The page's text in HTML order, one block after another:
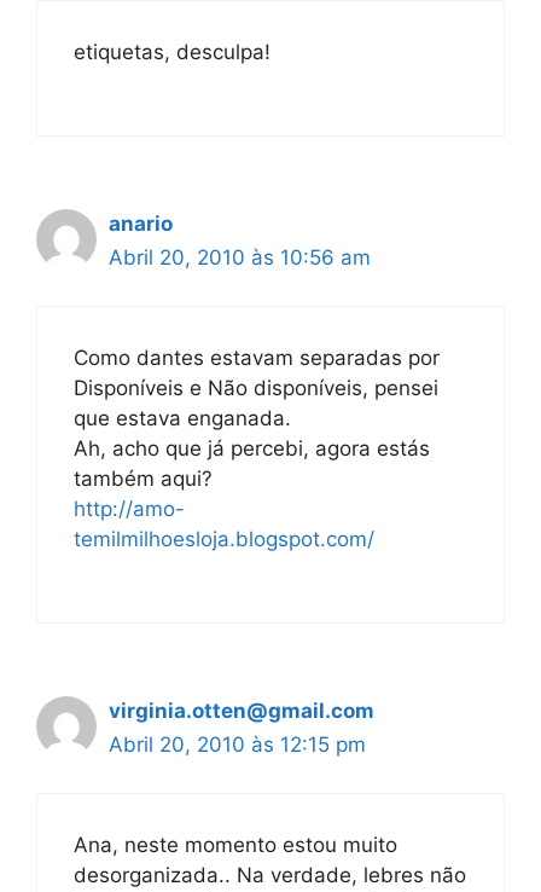
etiquetas, desculpa!
anario
Abril 20, 2010 às 10:56 am
Como dantes estavam separadas por
Disponíveis e Não disponíveis, pensei
que estava enganada.
Ah, acho que já percebi, agora estás
também aqui?
http://amo-
temilmilhoesloja.blogspot.com/
virginia.otten@gmail.com
Abril 20, 2010 às 12:15 pm
Ana, neste momento estou muito
desorganizada.. Na verdade, lebres não